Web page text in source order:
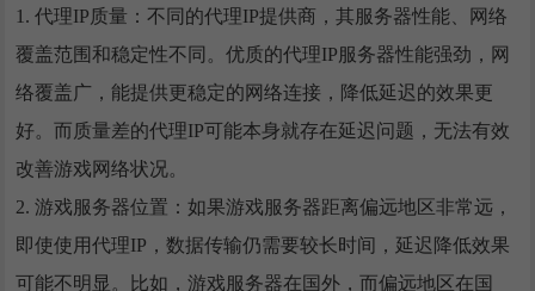
1. 代理IP质量：不同的代理IP提供商，其服务器性能、网络
覆盖范围和稳定性不同。优质的代理IP服务器性能强劲，网
络覆盖广，能提供更稳定的网络连接，降低延迟的效果更
好。而质量差的代理IP可能本身就存在延迟问题，无法有效
改善游戏网络状况。
2. 游戏服务器位置：如果游戏服务器距离偏远地区非常远，
即使使用代理IP，数据传输仍需要较长时间，延迟降低效果
可能不明显。比如，游戏服务器在国外，而偏远地区在国